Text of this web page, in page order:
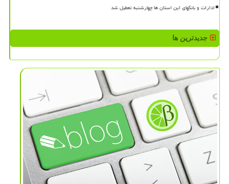
ادارات و بانکهای این استان ها چهارشنبه تعطیل شد
جدیدترین ها